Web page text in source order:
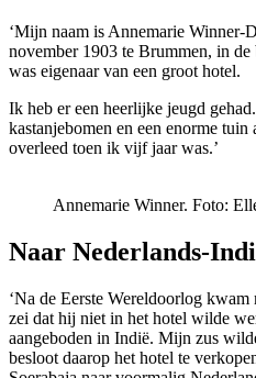
‘Mijn naam is Annemarie Winner-
november 1903 te Brummen, in
was eigenaar van een groot hotel.
Ik heb er een heerlijke jeugd
kastanjebomen en een enorme
overleed toen ik vijf jaar was.’
Annemarie Winner. Foto:
Naar Nederlands-
‘Na de Eerste Wereldoorlog
zei dat hij niet in het hotel wilde
aangeboden in Indië. Mijn zus
besloot daarop het hotel te